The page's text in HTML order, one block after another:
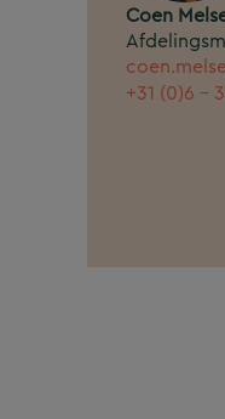
Coen
+31 (0)6 -